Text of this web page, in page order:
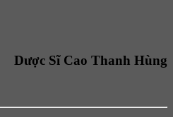
Dược Sĩ Cao Thanh Hùng